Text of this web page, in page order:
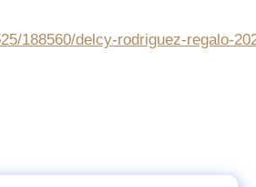
188560/delcy-rodriguez-regalo-